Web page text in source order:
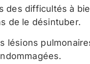
des difficultés à
de le désintuber.
lésions